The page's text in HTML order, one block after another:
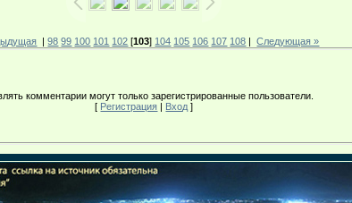
|98 99 100 101 102 [103] 104 105 106 107 108 |Следующая »
комментарии могут только зарегистрированные пользователи.
[ Регистрация | Вход ]